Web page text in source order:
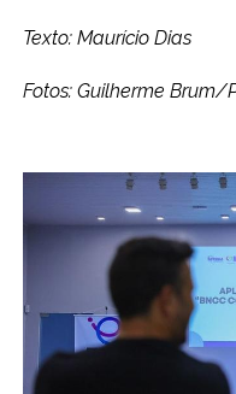
Texto: Maurício Dias
Fotos: Guilherme